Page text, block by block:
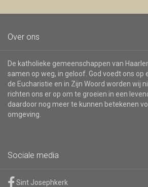
Over ons
De katholieke gemeenschappen van
samen op weg, in geloof. God voedt ons op
de Eucharistie en in Zijn Woord worden wij
richten ons er op om te groeien in een
daardoor nog meer te kunnen betekenen
omgeving.
Sociale media
Sint Josephkerk